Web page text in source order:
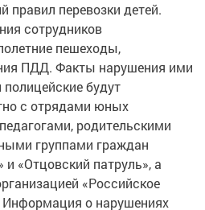
правил перевозки детей.
сотрудников
пешеходы,
ПДД. Факты нарушения ими
будут
с отрядами юных
родительскими
группами граждан
и «Отцовский патруль», а
«Российское
о нарушениях